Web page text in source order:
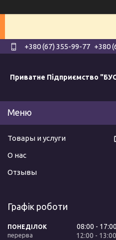
+380 (67) 355-99-77 +380
Приватне Підприємство
Товары и услуги
О нас
Отзывы
Графік роботи
ПОНЕДІЛОК 08:00
17:00
12:00
13:00